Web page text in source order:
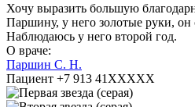
Хочу выразить большую
Паршину, у него золотые руки, он
Наблюдаюсь у него второй год.
О враче:
Паршин С. Н.
Пациент +7 913 41XXXXX